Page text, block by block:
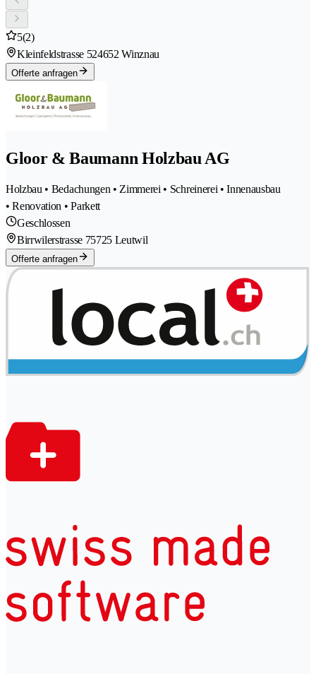
5(2)
Kleinfeldstrasse 524652 Winznau
Offerte anfragen
Gloor & Baumann Holzbau AG
Holzbau • Bedachungen • Zimmerei • Schreinerei • Innenausbau
• Renovation • Parkett
Geschlossen
Birrwilerstrasse 75725 Leutwil
Offerte anfragen